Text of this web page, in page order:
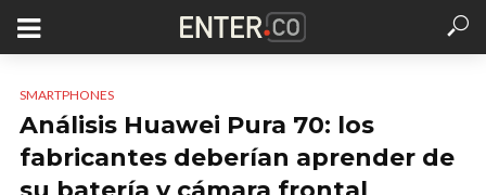
SMARTPHONES
Análisis Huawei Pura 70: los
fabricantes deberían aprender de